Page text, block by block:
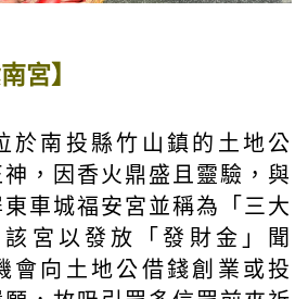
宮】
於南投縣竹山鎮的土地公
，因香火鼎盛且靈驗，與
車城福安宮並稱為「三大
宮以發放「發財金」聞
會向土地公借錢創業或投